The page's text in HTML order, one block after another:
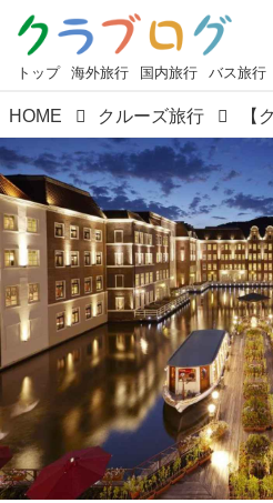
トップ 海外旅行 国内旅行 バス旅行
HOME クルーズ旅行